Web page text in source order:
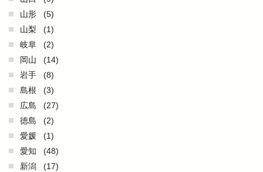
山形
(5)
山梨
(1)
岐阜
(2)
岡山
(14)
岩手
(8)
島根
(3)
広島
(27)
徳島
(2)
愛媛
(1)
愛知
(48)
新潟
(17)